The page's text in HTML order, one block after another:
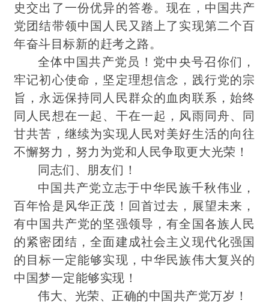
史交出了一份优异的答卷。现在，中国共产
党团结带领中国人民又踏上了实现第二个百
年奋斗目标新的赶考之路。
全体中国共产党员！党中央号召你们，
牢记初心使命，坚定理想信念， 践行党的宗
旨，永远保持同人民群众的血肉联系，始终
同人民想在一起、干在一起，风雨同舟、同
甘共苦，继续为实现人民对美好生活的向往
不懈努力，努力为党和人民争取更大光荣！
同志们、朋友们！
中国共产党立志于中华民族千秋伟业，
百年恰是风华正茂！回首过去，展望未来，
有中国共产党的坚强领导，有全国各族人民
的紧密团结，全面建成社会主义现代化强国
的目标一定能够实现，中华民族伟大复兴的
中国梦一定能够实现！
伟大、光荣、正确的中国共产党万岁！